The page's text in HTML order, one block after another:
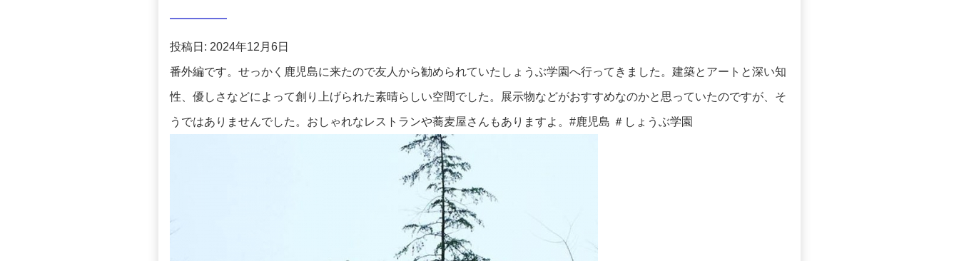
投稿日: 2024年12月6日
番外編です。せっかく鹿児島に来たので友人から勧められていたしょうぶ学園へ行ってきました。建築とアートと深い知
性、優しさなどによって創り上げられた素晴らしい空間でした。展示物などがおすすめなのかと思っていたのですが、そ
うではありませんでした。おしゃれなレストランや蕎麦屋さんもありますよ。#鹿児島 ＃しょうぶ学園